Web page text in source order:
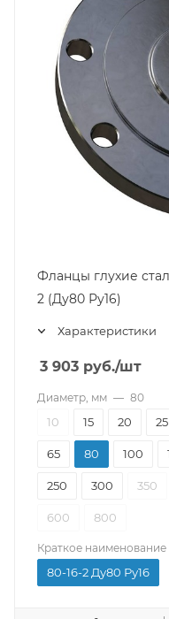
Фланцы глухие
2 (Ду80 Ру16)
Характеристики
3 903 руб./шт
Диаметр, мм — 80
10 15 20 25
65 80 100
250 300 350
600 800
Краткое наименование
80-16-2 Ду80 Ру16